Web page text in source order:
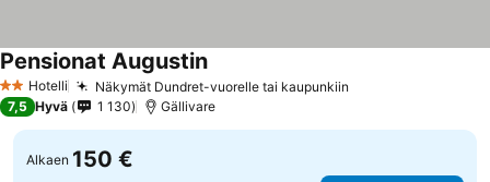
2 Tähtiluokitus
Hotelli Näkymät Dundret-vuorelle tai kaupunkiin
Pensionat Augustin
7,5 Hyvä 1 130 Gällivare
Alkaen 150 €